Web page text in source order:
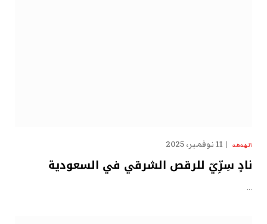
الهدهد 11 نوفمبر، 2025
نادٍ سِرِّيّ للرقص الشرقي في السعودية
…